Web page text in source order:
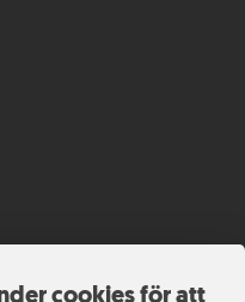
cookies för att